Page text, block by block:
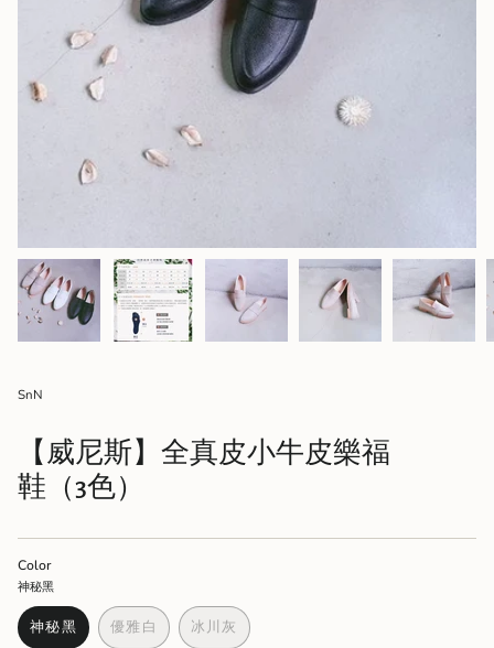
SnN
【威尼斯】全真皮小牛皮樂福
鞋（3色）
Color
神秘黑
神秘黑
優雅白
冰川灰